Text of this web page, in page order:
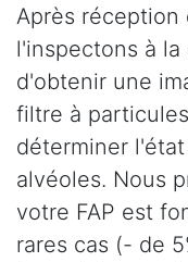
Après
l'inspectons à
d'obtenir une
filtre à
déterminer
alvéoles. Nous
votre FAP est
rares cas (- de